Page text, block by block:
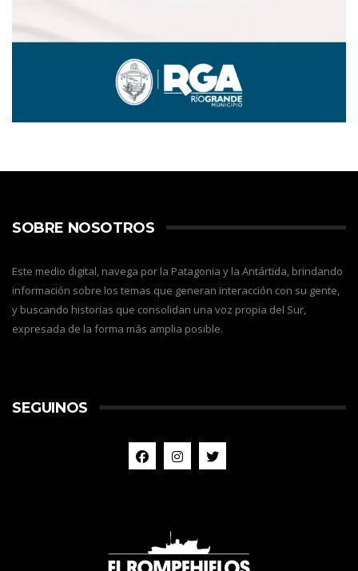
SOBRE NOSOTROS
Este medio digital, navega por la Patagonia y la Antártida, brindando
información sobre los temas que generan interacción con su gente,
y buscando historias que consolidan una voz propia del Sur,
expresada de la forma más amplia posible.
SEGUINOS